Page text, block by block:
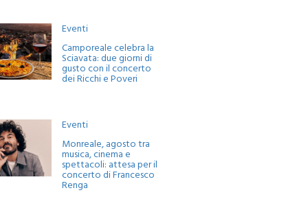
Eventi
Camporeale celebra la
Sciavata: due giorni di
gusto con il concerto
dei Ricchi e Poveri
Eventi
Monreale, agosto tra
musica, cinema e
spettacoli: attesa per il
concerto di Francesco
Renga